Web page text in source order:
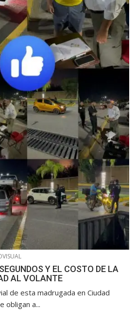
Y EL COSTO DE LA
AL VOLANTE
de esta madrugada en Ciudad
obligan a...